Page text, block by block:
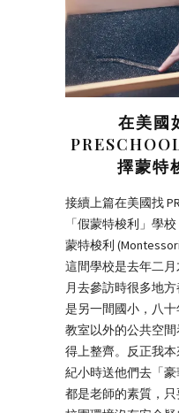
在美國
擇蒙特
接續上篇在美國找
「假蒙特梭利」學
蒙特梭利
這間學校是去年二
月去參訪時很多地
是另一間國小，八
教室以外的公共空
得上整齊。反正我
紀小時送他們去「
都是老師的素質，